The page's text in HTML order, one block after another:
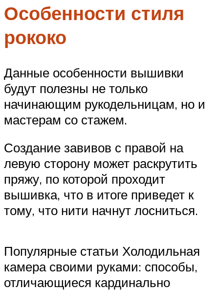
Особенности стиля
рококо
Данные особенности вышивки
будут полезны не только
начинающим рукодельницам, но и
мастерам со стажем.
Создание завивов с правой на
левую сторону может раскрутить
пряжу, по которой проходит
вышивка, что в итоге приведет к
тому, что нити начнут лосниться.
Популярные статьи Холодильная
камера своими руками: способы,
отличающиеся кардинально